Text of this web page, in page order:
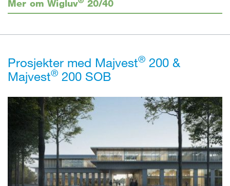
Mer om Wigluv 20/40
Prosjekter med Majvest® 200 &
Majvest® 200 SOB